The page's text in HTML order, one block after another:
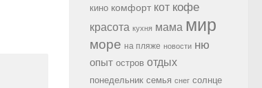
кино комфорт кот кофе
красота кухня мама мир
море на пляже новости ню
опыт остров отдых
понедельник семья снег солнце